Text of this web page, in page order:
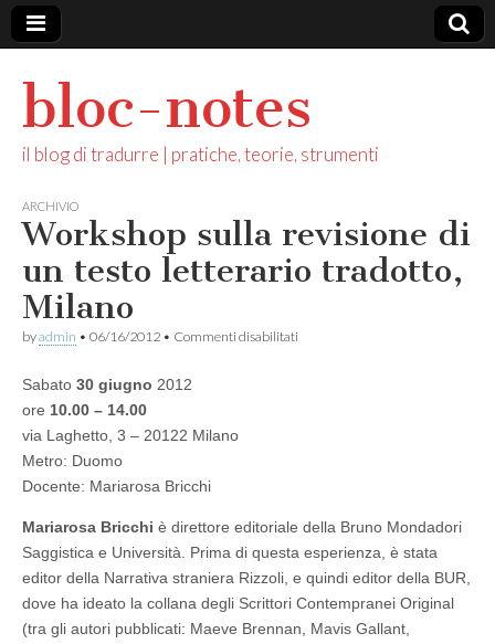
bloc-notes
il blog di tradurre | pratiche, teorie, strumenti
ARCHIVIO
Workshop sulla revisione di
un testo letterario tradotto,
Milano
byadmin • 06/16/2012 • Commenti disabilitati
Sabato 30 giugno 2012
ore 10.00 – 14.00
via Laghetto, 3 – 20122 Milano
Metro: Duomo
Docente: Mariarosa Bricchi
Mariarosa Bricchi è direttore editoriale della Bruno Mondadori
Saggistica e Università. Prima di questa esperienza, è stata
editor della Narrativa straniera Rizzoli, e quindi editor della BUR,
dove ha ideato la collana degli Scrittori Contempranei Original
(tra gli autori pubblicati: Maeve Brennan, Mavis Gallant,